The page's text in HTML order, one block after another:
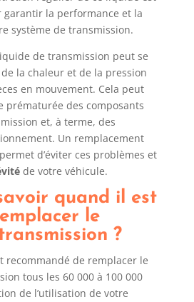
garantir la performance et la
système de transmission.
de transmission peut se
la chaleur et de la pression
en mouvement. Cela peut
prématurée des composants
et, à terme, des
Un remplacement
d’éviter ces problèmes et
de votre véhicule.
quand il est
le
?
recommandé de remplacer le
tous les 60 000 à 100 000
de l’utilisation de votre